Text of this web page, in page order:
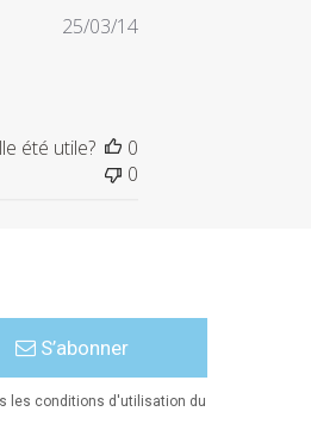
Date
25/03/14
été utile?
0
0
S’abonner
les conditions d'utilisation du